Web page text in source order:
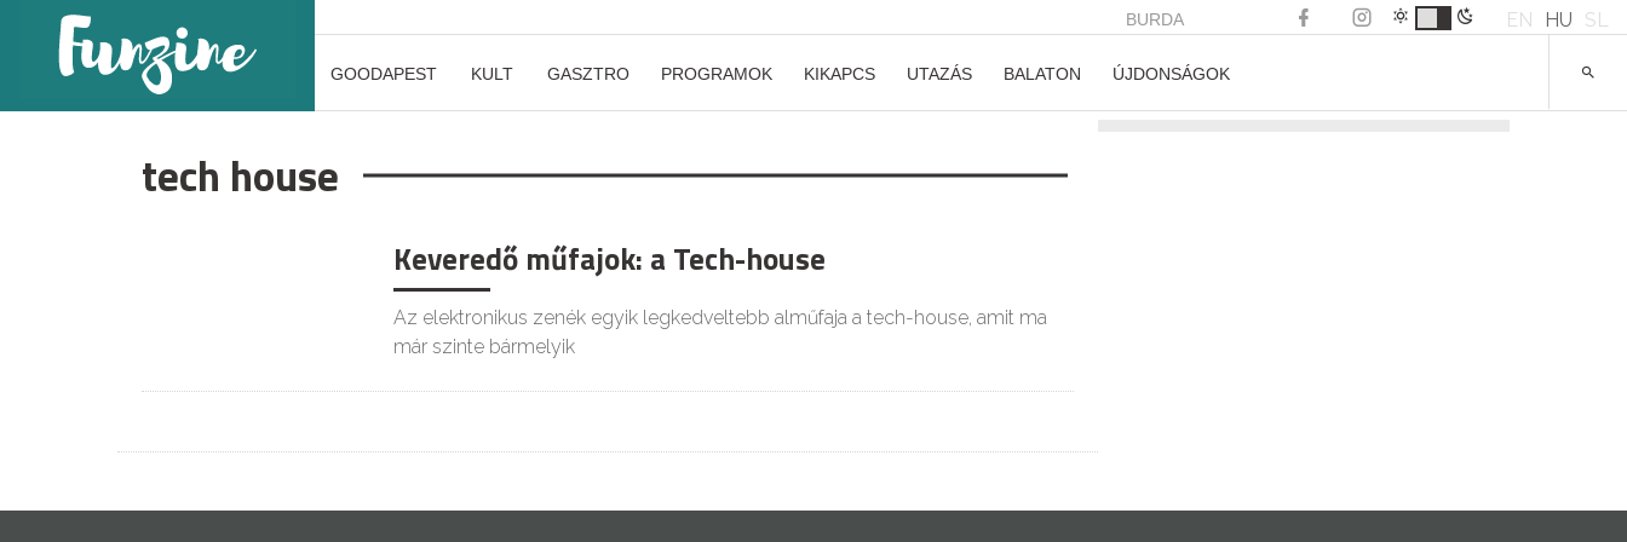
BURDA EN HU SL
GOODAPEST KULT GASZTRO PROGRAMOK KIKAPCS UTAZÁS BALATON ÚJDONSÁGOK
tech house
Keveredő műfajok: a Tech-house
Az elektronikus zenék egyik legkedveltebb alműfaja a tech-house, amit ma
már szinte bármelyik